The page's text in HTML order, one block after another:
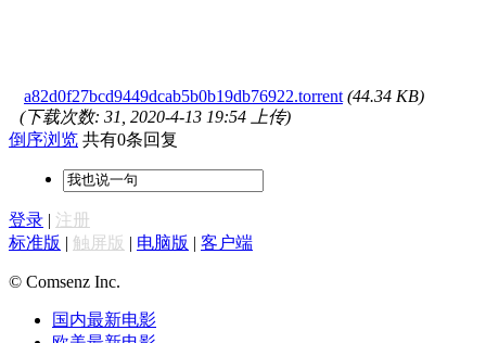
a82d0f27bcd9449dcab5b0b19db76922.torrent (44.34 KB)
(下载次数: 31, 2020-4-13 19:54 上传)
倒序浏览 共有0条回复
登录 | 注册
标准版 | 触屏版 | 电脑版 | 客户端
© Comsenz Inc.
国内最新电影